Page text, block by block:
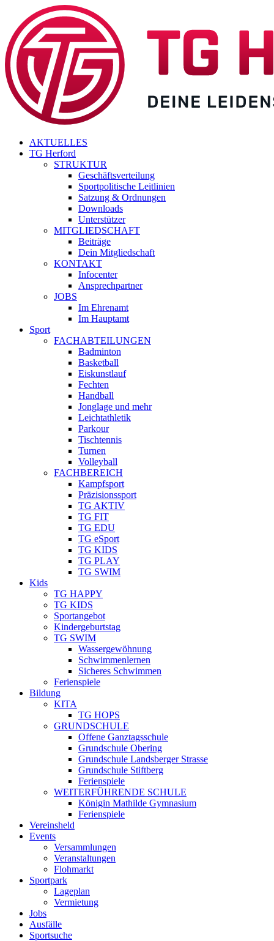
Inhalt
springen
AKTUELLES
TG Herford
STRUKTUR
Geschäftsverteilung
Sportpolitische Leitlinien
Satzung & Ordnungen
Downloads
Unterstützer
MITGLIEDSCHAFT
Beiträge
Dein Mitgliedschaft
KONTAKT
Infocenter
Ansprechpartner
JOBS
Im Ehrenamt
Im Hauptamt
Sport
FACHABTEILUNGEN
Badminton
Basketball
Eiskunstlauf
Fechten
Handball
Jonglage und mehr
Leichtathletik
Parkour
Tischtennis
Turnen
Volleyball
FACHBEREICH
Kampfsport
Präzisionssport
TG AKTIV
TG FIT
TG EDU
TG eSport
TG KIDS
TG PLAY
TG SWIM
Kids
TG HAPPY
TG KIDS
Sportangebot
Kindergeburtstag
TG SWIM
Wassergewöhnung
Schwimmenlernen
Sicheres Schwimmen
Ferienspiele
Bildung
KITA
TG HOPS
GRUNDSCHULE
Offene Ganztagsschule
Grundschule Obering
Grundschule Landsberger Strasse
Grundschule Stiftberg
Ferienspiele
WEITERFÜHRENDE SCHULE
Königin Mathilde Gymnasium
Ferienspiele
Vereinsheld
Events
Versammlungen
Veranstaltungen
Flohmarkt
Sportpark
Lageplan
Vermietung
Jobs
Ausfälle
Sportsuche